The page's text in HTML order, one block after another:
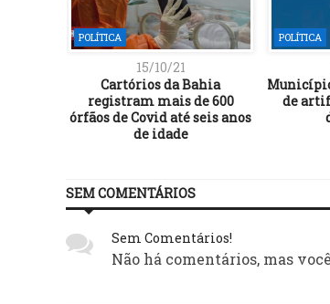
POLÍTICA
15/10/21
Cartórios da Bahia
registram mais de 600
órfãos de Covid até seis anos
de idade
POLÍTICA
de
SEM COMENTÁRIOS
Sem Comentários!
Não há comentários, mas